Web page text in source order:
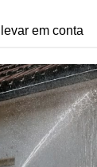
em conta